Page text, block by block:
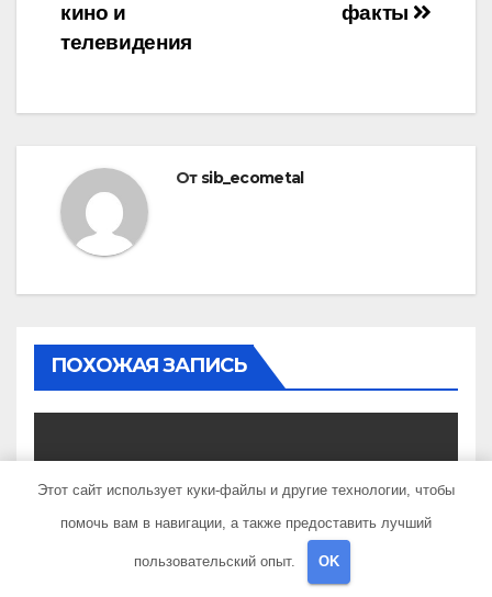
факты
кино и
телевидения
От sib_ecometal
ПОХОЖАЯ ЗАПИСЬ
UNCATEGORISED
Мавлетбердин Ильдар
Маратович — биография и
достижения талантливого
Этот сайт использует куки-файлы и другие технологии, чтобы
помочь вам в навигации, а также предоставить лучший
пользовательский опыт. OK